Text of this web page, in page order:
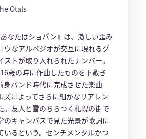
Otals
なたはショパン』は、激しい歪み
ウなアルペジオが交互に現れるグ
ストが取り入れられたナンバー。
歳の時に作曲したものを下敷き
身バンド時代に完成させた楽曲
ズによってさらに細かなリアレン
。友人と雪のちらつく札幌の街で
のキャンパスで見た光景が歌詞に
いるという。センチメンタルかつ